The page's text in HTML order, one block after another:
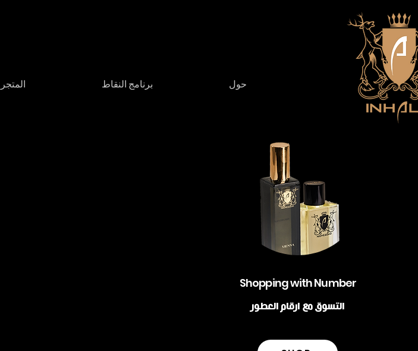
المتجر برنامج النقاط حول
Shopping with Number
التسوق مع ارقام العطور